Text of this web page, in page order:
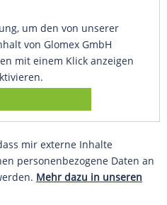
um den von unserer
von Glomex GmbH
mit einem Klick anzeigen
mir externe Inhalte
personenbezogene Daten an
Mehr dazu in unseren